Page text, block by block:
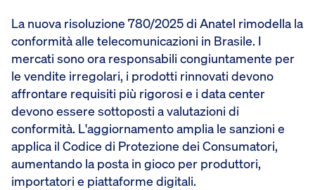
La nuova risoluzione 780/2025 di Anatel rimodella la
conformità alle telecomunicazioni in Brasile. I
mercati sono ora responsabili congiuntamente per
le vendite irregolari, i prodotti rinnovati devono
affrontare requisiti più rigorosi e i data center
devono essere sottoposti a valutazioni di
conformità. L'aggiornamento amplia le sanzioni e
applica il Codice di Protezione dei Consumatori,
aumentando la posta in gioco per produttori,
importatori e piattaforme digitali.